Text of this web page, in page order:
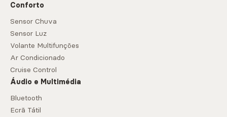
Conforto
Sensor Chuva
Sensor Luz
Volante Multifunções
Ar Condicionado
Cruise Control
Áudio e Multimédia
Bluetooth
Ecrã Tátil